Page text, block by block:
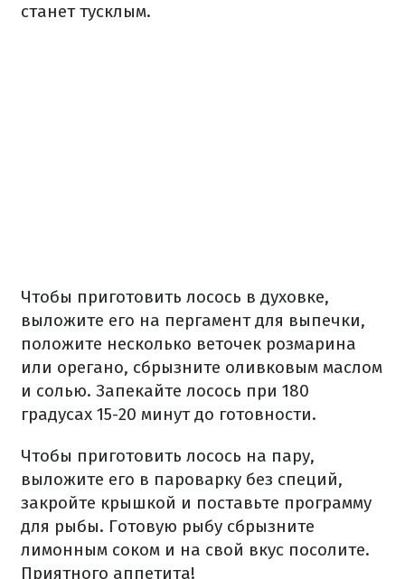
станет тусклым.
Чтобы приготовить лосось в духовке,
выложите его на пергамент для выпечки,
положите несколько веточек розмарина
или орегано, сбрызните оливковым маслом
и солью. Запекайте лосось при 180
градусах 15-20 минут до готовности.
Чтобы приготовить лосось на пару,
выложите его в пароварку без специй,
закройте крышкой и поставьте программу
для рыбы. Готовую рыбу сбрызните
лимонным соком и на свой вкус посолите.
Приятного аппетита!